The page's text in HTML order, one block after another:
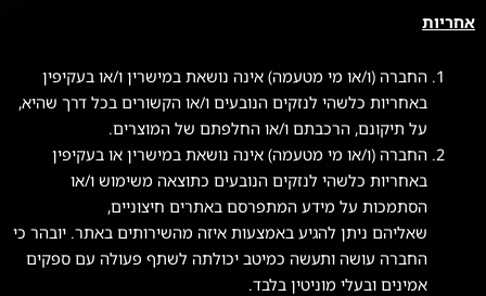
אחריות
החברה (ו/או מי מטעמה) אינה נושאת במישרין ו/או בעקיפין
באחריות כלשהי לנזקים הנובעים ו/או הקשורים בכל דרך שהיא,
על תיקונם, הרכבתם ו/או החלפתם של המוצרים.
החברה (ו/או מי מטעמה) אינה נושאת במישרין או בעקיפין
באחריות כלשהי לנזקים הנובעים כתוצאה משימוש ו/או
הסתמכות על מידע המתפרסם באתרים חיצוניים,
שאליהם ניתן להגיע באמצעות איזה מהשירותים באתר. יובהר כי
החברה עושה ותעשה כמיטב יכולתה לשתף פעולה עם ספקים
אמינים ובעלי מוניטין בלבד.